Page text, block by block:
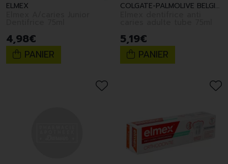
ELMEX
4,98€
PANIER
COLGATE-PALMOLIVE BELGIUM
5,19€
PANIER